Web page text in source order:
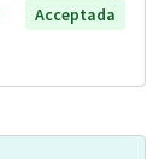
Acceptada